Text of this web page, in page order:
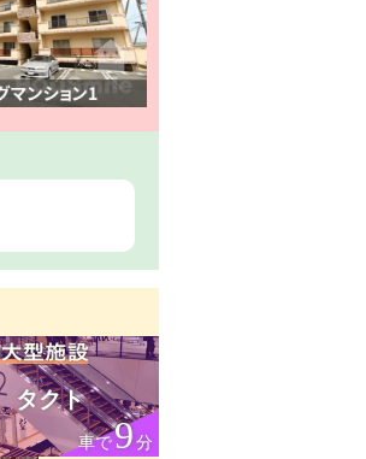
タクト
車で9分